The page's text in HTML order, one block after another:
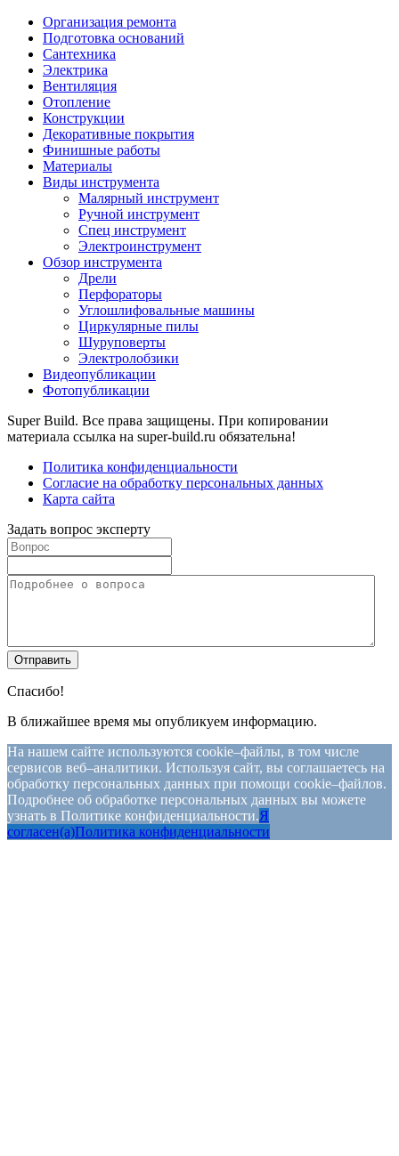
Организация ремонта
Подготовка оснований
Сантехника
Электрика
Вентиляция
Отопление
Конструкции
Декоративные покрытия
Финишные работы
Материалы
Виды инструмента
Малярный инструмент
Ручной инструмент
Спец инструмент
Электроинструмент
Обзор инструмента
Дрели
Перфораторы
Углошлифовальные машины
Циркулярные пилы
Шуруповерты
Электролобзики
Видеопубликации
Фотопубликации
Super Build. Все права защищены. При копировании
материала ссылка на super-build.ru обязательна!
Политика конфиденциальности
Согласие на обработку персональных данных
Карта сайта
Задать вопрос эксперту
Спасибо!
В ближайшее время мы опубликуем информацию.
На нашем сайте используются cookie–файлы, в том числе
сервисов веб–аналитики. Используя сайт, вы соглашаетесь на
обработку персональных данных при помощи cookie–файлов.
Подробнее об обработке персональных данных вы можете
узнать в Политике конфиденциальности.Я
согласен(а)Политика конфиденциальности